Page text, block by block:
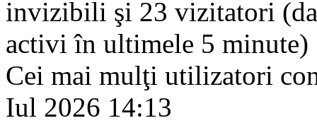
invizibili şi 23 vizitatori
activi în ultimele 5 minute)
Cei mai mulţi utilizatori
Iul 2026 14:13